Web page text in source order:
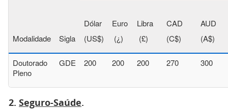
Modalidade Sigla
Dólar
(US$)
Euro
(¿)
Libra
(£)
CAD
(C$)
AUD
(A$)
Doutorado
Pleno
GDE 200 200 200 270 300
2. Seguro-Saúde.